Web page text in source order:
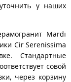
у наших
Mardi
Cir Serenissima
Стандартные
совой
через корзину